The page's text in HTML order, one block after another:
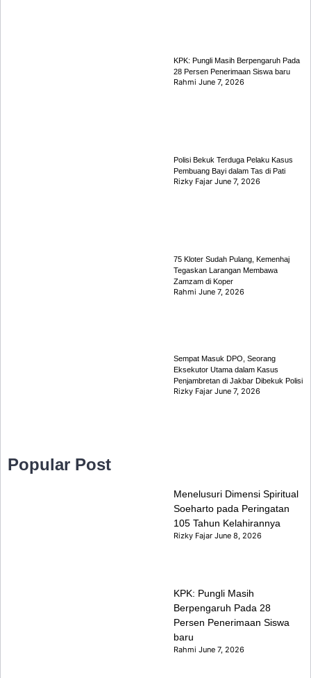
KPK: Pungli Masih Berpengaruh Pada
28 Persen Penerimaan Siswa baru
RahmiJune 7, 2026
Polisi Bekuk Terduga Pelaku Kasus
Pembuang Bayi dalam Tas di Pati
Rizky FajarJune 7, 2026
75 Kloter Sudah Pulang, Kemenhaj
Tegaskan Larangan Membawa
Zamzam di Koper
RahmiJune 7, 2026
Sempat Masuk DPO, Seorang
Eksekutor Utama dalam Kasus
Penjambretan di Jakbar Dibekuk Polisi
Rizky FajarJune 7, 2026
Popular Post
Menelusuri Dimensi Spiritual
Soeharto pada Peringatan
105 Tahun Kelahirannya
Rizky FajarJune 8, 2026
KPK: Pungli Masih
Berpengaruh Pada 28
Persen Penerimaan Siswa
baru
RahmiJune 7, 2026